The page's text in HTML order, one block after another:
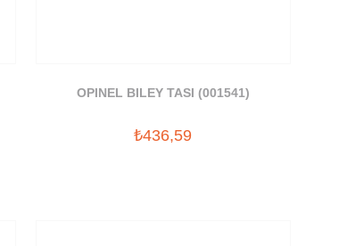
OPINEL BILEY TASI (001541)
₺436,59